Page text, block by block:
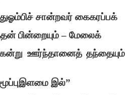
சான்றவர் கைகரப்பக்
பின்றையும் – மேலைக்
ஊர்ந்தானைத் தந்தையும்
இல்”